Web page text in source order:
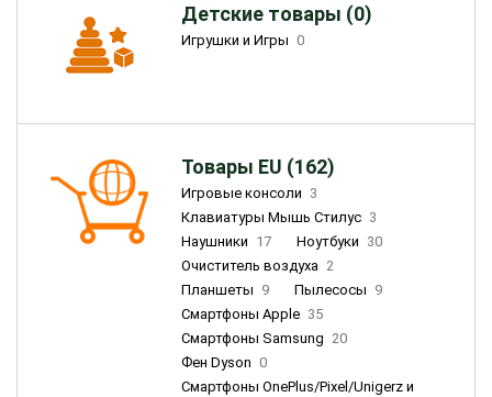
Детские товары (0)
Игрушки и Игры 0
Товары EU (162)
Игровые консоли 3
Клавиатуры Мышь Стилус 3
Наушники 17 Ноутбуки 30
Очиститель воздуха 2
Планшеты 9 Пылесосы 9
Смартфоны Apple 35
Смартфоны Samsung 20
Фен Dyson 0
Смартфоны OnePlus/Pixel/Unigerz и